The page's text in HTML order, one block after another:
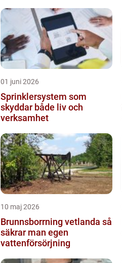
01 juni 2026
Sprinklersystem som
skyddar både liv och
verksamhet
10 maj 2026
Brunnsborrning vetlanda så
säkrar man egen
vattenförsörjning